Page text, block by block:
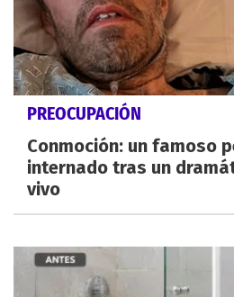
PREOCUPACIÓN
Conmoción: un famoso
internado tras un
vivo